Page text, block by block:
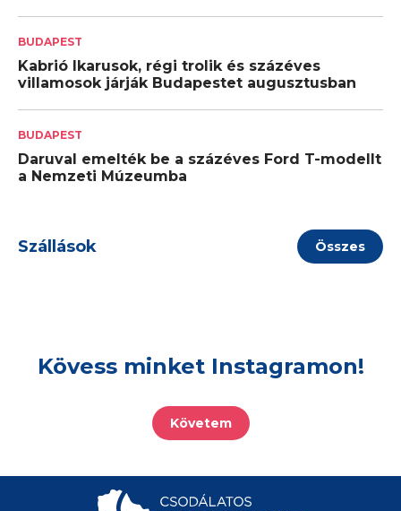
BUDAPEST
Kabrió Ikarusok, régi trolik és százéves
villamosok járják Budapestet augusztusban
BUDAPEST
Daruval emelték be a százéves Ford T-modellt
a Nemzeti Múzeumba
Szállások Összes
Kövess minket Instagramon!
Követem